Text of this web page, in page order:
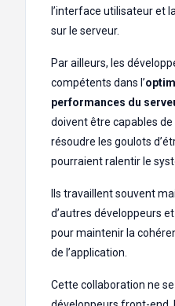
l’interface utilisateur et
sur le serveur.
Par ailleurs, les
compétents dans l’
performances du
doivent être capables
résoudre les goulots
pourraient ralentir le
Ils travaillent souvent
d’autres développeurs
pour maintenir la
de l’application.
Cette collaboration ne